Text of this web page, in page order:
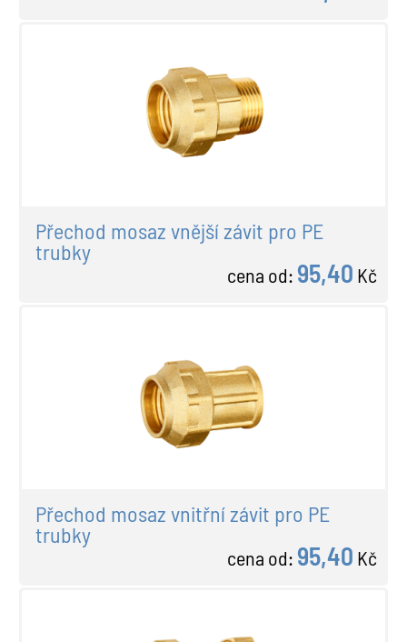
Přechod mosaz vnější závit pro PE
trubky
cena od:95,40 Kč
Přechod mosaz vnitřní závit pro PE
trubky
cena od:95,40 Kč